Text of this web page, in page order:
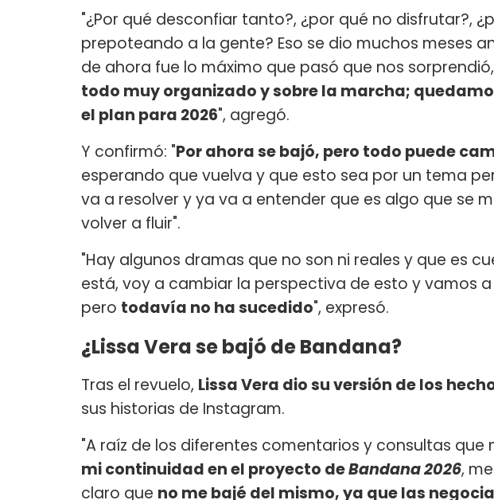
"¿Por qué desconfiar tanto?, ¿por qué no disfrutar?,
prepoteando a la gente? Eso se dio muchos meses
de ahora fue lo máximo que pasó que nos sorprendió,
todo muy organizado y sobre la marcha;
el plan para 2026", agregó.
Y confirmó: "Por ahora se bajó, pero todo puede
esperando que vuelva y que esto sea por un tema
va a resolver y ya va a entender que es algo que se
volver a fluir".
"Hay algunos dramas que no son ni reales y que es
está, voy a cambiar la perspectiva de esto y vamos a
pero todavía no ha sucedido", expresó.
¿Lissa Vera se bajó de Bandana?
Tras el revuelo, Lissa Vera dio su versión de los
sus historias de Instagram.
"A raíz de los diferentes comentarios y consultas que
mi continuidad en el proyecto deBandana 2026,
claro que no me bajé del mismo, ya que las